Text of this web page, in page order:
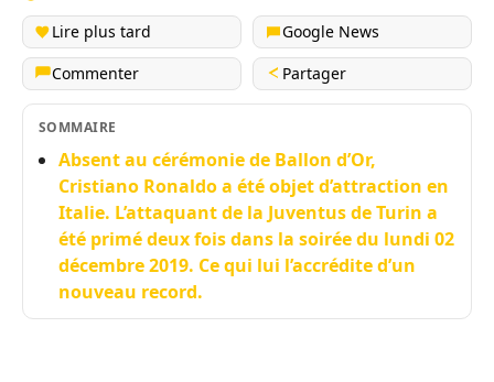
Lire plus tard
Google News
Commenter
Partager
SOMMAIRE
Absent au cérémonie de Ballon d’Or,
Cristiano Ronaldo a été objet d’attraction en
Italie. L’attaquant de la Juventus de Turin a
été primé deux fois dans la soirée du lundi 02
décembre 2019. Ce qui lui l’accrédite d’un
nouveau record.